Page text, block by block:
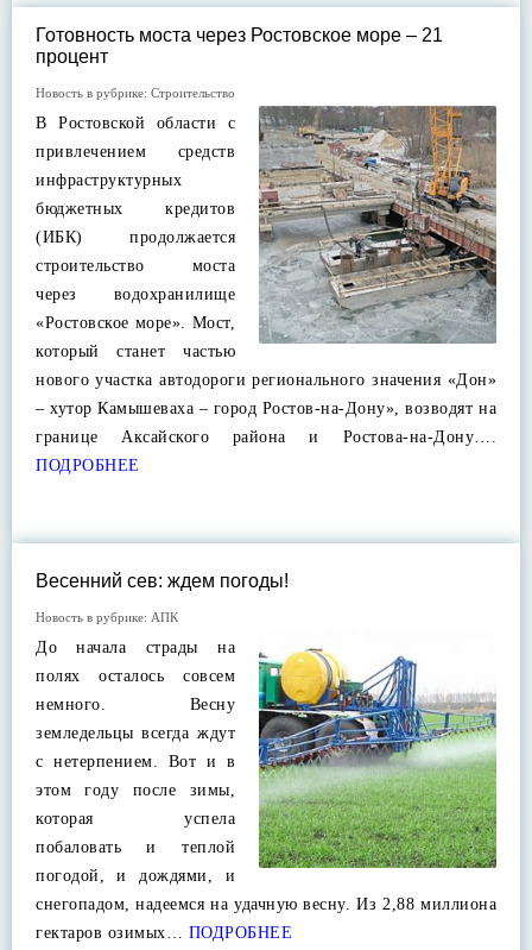
Готовность моста через Ростовское море – 21
процент
Новость в рубрике: Строительство
В Ростовской области с
привлечением средств
инфраструктурных
бюджетных кредитов
(ИБК) продолжается
строительство моста
через водохранилище
«Ростовское море». Мост,
который станет частью
нового участка автодороги регионального значения «Дон»
– хутор Камышеваха – город Ростов-на-Дону», возводят на
границе Аксайского района и Ростова-на-Дону….
ПОДРОБНЕЕ
Весенний сев: ждем погоды!
Новость в рубрике: АПК
До начала страды на
полях осталось совсем
немного. Весну
земледельцы всегда ждут
с нетерпением. Вот и в
этом году после зимы,
которая успела
побаловать и теплой
погодой, и дождями, и
снегопадом, надеемся на удачную весну. Из 2,88 миллиона
гектаров озимых… ПОДРОБНЕЕ